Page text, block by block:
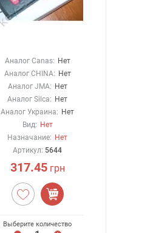
Аналог Canas: Нет
Аналог CHINA: Нет
Аналог JMA: Нет
Аналог Silca: Нет
Аналог Украина: Нет
Вид: Нет
Назначание: Нет
Артикул: 5644
317.45грн
Выберите количество